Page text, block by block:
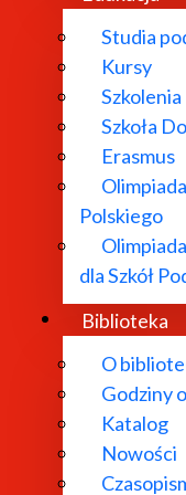
Studia
Kursy
Szkolenia
Szkoła
Erasmus
Polskiego
dla Szkół
Biblioteka
O
Godziny
Katalog
Nowości
techniką
remediacji do
staropolskiego
niż zakorzeniona
Beyond
i wizualne.